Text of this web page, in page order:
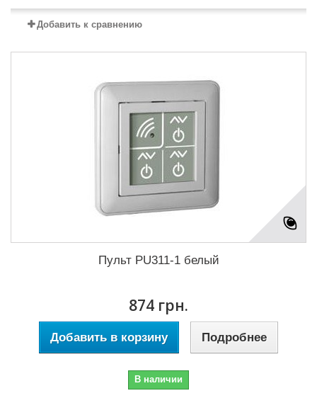
Добавить к сравнению
Пульт PU311-1 белый
874 грн.
Добавить в корзину Подробнее
В наличии